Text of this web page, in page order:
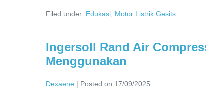
Filed under: Edukasi Motor Listrik Gesits
Ingersoll Rand Air
Menggunakan
Dexaene | Posted on 17/09/2025